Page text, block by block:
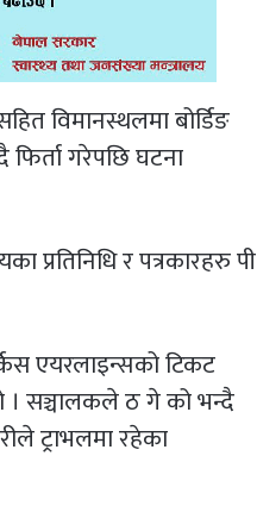
विमानस्थलमा बोर्डिङ
गरेपछि घटना
प्रतिनिधि र पत्रकारहरु पी
एयरलाइन्सको टिकट
सञ्चालकले ठ गे को भन्दै
ट्राभलमा रहेका